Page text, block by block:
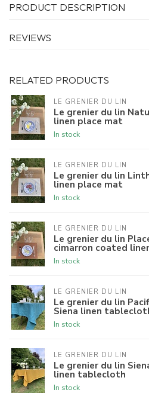
PRODUCT DESCRIPTION
REVIEWS
RELATED PRODUCTS
LE GRENIER DU LIN
Le grenier du lin
linen place mat
In stock
LE GRENIER DU LIN
Le grenier du lin
linen place mat
In stock
LE GRENIER DU LIN
Le grenier du lin
cimarron coated
In stock
LE GRENIER DU LIN
Le grenier du lin
Siena linen
In stock
LE GRENIER DU LIN
Le grenier du lin
linen tablecloth
In stock